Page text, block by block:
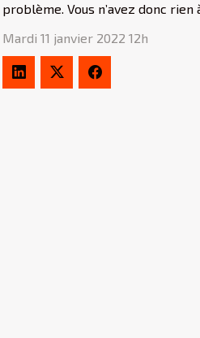
problème. Vous n’avez donc
Mardi 11 janvier 2022 12h